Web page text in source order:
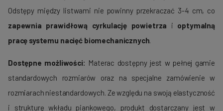
Odstępy między listwami nie powinny przekraczać 3-4 cm, co
zapewnia prawidłową cyrkulację powietrza i optymalną
pracę systemu nacięć biomechanicznych.
Dostępne możliwości: Materac dostępny jest w pełnej gamie
standardowych rozmiarów oraz na specjalne zamówienie w
rozmiarach niestandardowych. Ze względu na swoją elastyczność
i strukturę wkładu piankowego, produkt dostarczany jest w